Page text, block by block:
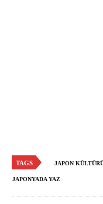
TAGS JAPON
JAPONYADA YAZ